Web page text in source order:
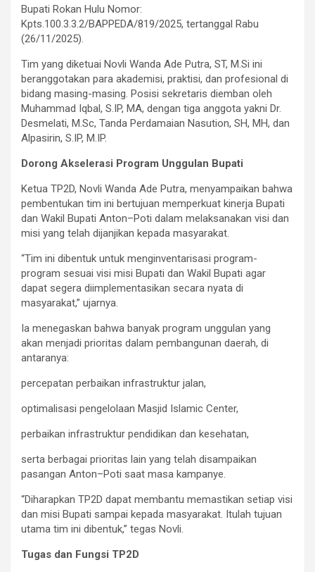
Bupati Rokan Hulu Nomor:
Kpts.100.3.3.2/BAPPEDA/819/2025, tertanggal Rabu
(26/11/2025).
‎Tim yang diketuai Novli Wanda Ade Putra, ST, M.Si ini
beranggotakan para akademisi, praktisi, dan profesional di
bidang masing-masing. Posisi sekretaris diemban oleh
Muhammad Iqbal, S.IP, MA, dengan tiga anggota yakni Dr.
Desmelati, M.Sc, Tanda Perdamaian Nasution, SH, MH, dan
Alpasirin, S.IP, M.IP.
‎Dorong Akselerasi Program Unggulan Bupati
‎Ketua TP2D, Novli Wanda Ade Putra, menyampaikan bahwa
pembentukan tim ini bertujuan memperkuat kinerja Bupati
dan Wakil Bupati Anton–Poti dalam melaksanakan visi dan
misi yang telah dijanjikan kepada masyarakat.
‎“Tim ini dibentuk untuk menginventarisasi program-
program sesuai visi misi Bupati dan Wakil Bupati agar
dapat segera diimplementasikan secara nyata di
masyarakat,” ujarnya.
‎Ia menegaskan bahwa banyak program unggulan yang
akan menjadi prioritas dalam pembangunan daerah, di
antaranya:
‎percepatan perbaikan infrastruktur jalan,
‎optimalisasi pengelolaan Masjid Islamic Center,
‎perbaikan infrastruktur pendidikan dan kesehatan,
‎serta berbagai prioritas lain yang telah disampaikan
pasangan Anton–Poti saat masa kampanye.
‎“Diharapkan TP2D dapat membantu memastikan setiap visi
dan misi Bupati sampai kepada masyarakat. Itulah tujuan
utama tim ini dibentuk,” tegas Novli.
‎Tugas dan Fungsi TP2D